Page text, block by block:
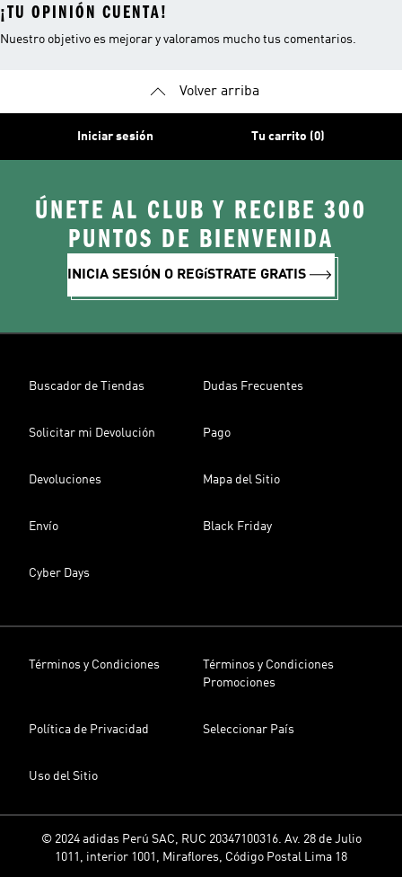
¡TU OPINIÓN CUENTA!
Nuestro objetivo es mejorar y valoramos mucho tus comentarios.
Volver arriba
Iniciar sesión Tu carrito (0)
ÚNETE AL CLUB Y RECIBE 300
PUNTOS DE BIENVENIDA
INICIA SESIÓN O REGíSTRATE GRATIS
Buscador de Tiendas Dudas Frecuentes
Solicitar mi Devolución Pago
Devoluciones Mapa del Sitio
Envío Black Friday
Cyber Days
Términos y Condiciones
Términos y Condiciones
Promociones
Política de Privacidad Seleccionar País
Uso del Sitio
© 2024 adidas Perú SAC, RUC 20347100316. Av. 28 de Julio
1011, interior 1001, Miraflores, Código Postal Lima 18